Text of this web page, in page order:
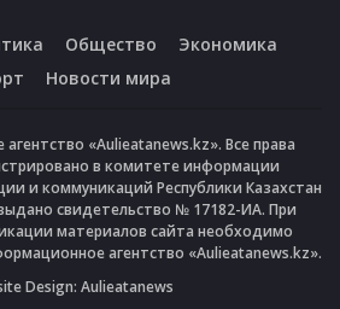
Общество
Экономика
Новости мира
«Aulieatanews.kz». Все права
в комитете информации
и коммуникаций Республики Казахстан
свидетельство № 17182-ИА. При
материалов сайта необходимо
агентство «Aulieatanews.kz».
Design: Aulieatanews